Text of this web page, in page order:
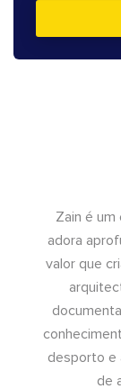
Zain é um
adora
valor que
desporto e
de